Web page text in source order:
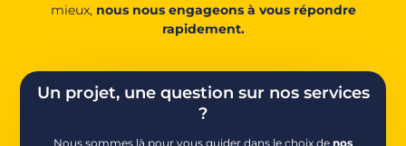
mieux, nous nous engageons à vous répondre
rapidement.
Un projet, une question sur nos services
?
Nous sommes là pour vous guider dans le choix de nos